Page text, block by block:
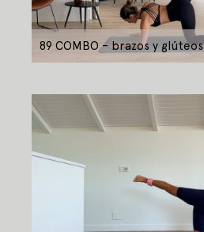
89 COMBO – brazos y glúteos